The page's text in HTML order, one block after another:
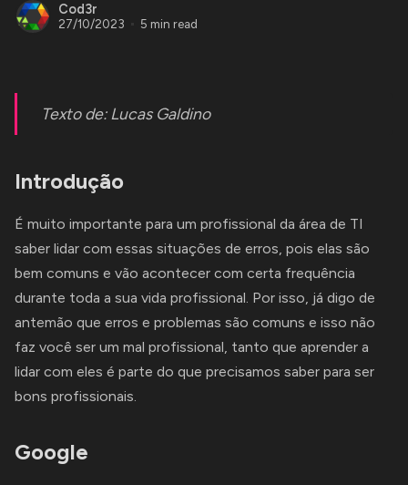
Cod3r
27/10/2023 5 min read
Texto de: Lucas Galdino
Introdução
É muito importante para um profissional da área de TI
saber lidar com essas situações de erros, pois elas são
bem comuns e vão acontecer com certa frequência
durante toda a sua vida profissional. Por isso, já digo de
antemão que erros e problemas são comuns e isso não
faz você ser um mal profissional, tanto que aprender a
lidar com eles é parte do que precisamos saber para ser
bons profissionais.
Google